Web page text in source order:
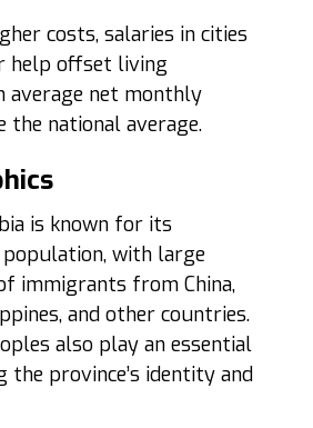
costs, salaries in cities
help offset living
average net monthly
the national average.
is known for its
with large
immigrants from China,
and other countries.
also play an essential
the province’s identity and